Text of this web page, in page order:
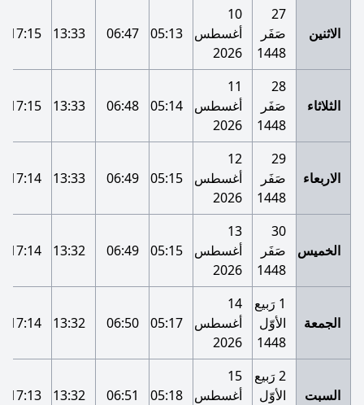
الاثنين
27
صَفَر
1448
10
أغسطس
2026
05:13
06:47
13:33
17:15
الثلاثاء
28
صَفَر
1448
11
أغسطس
2026
05:14
06:48
13:33
17:15
الاربعاء
29
صَفَر
1448
12
أغسطس
2026
05:15
06:49
13:33
17:14
الخميس
30
صَفَر
1448
13
أغسطس
2026
05:15
06:49
13:32
17:14
الجمعة
1 رَبيع
الأوّل
1448
14
أغسطس
2026
05:17
06:50
13:32
17:14
السبت
2 رَبيع
الأوّل
15
أغسطس
05:18
06:51
13:32
17:13